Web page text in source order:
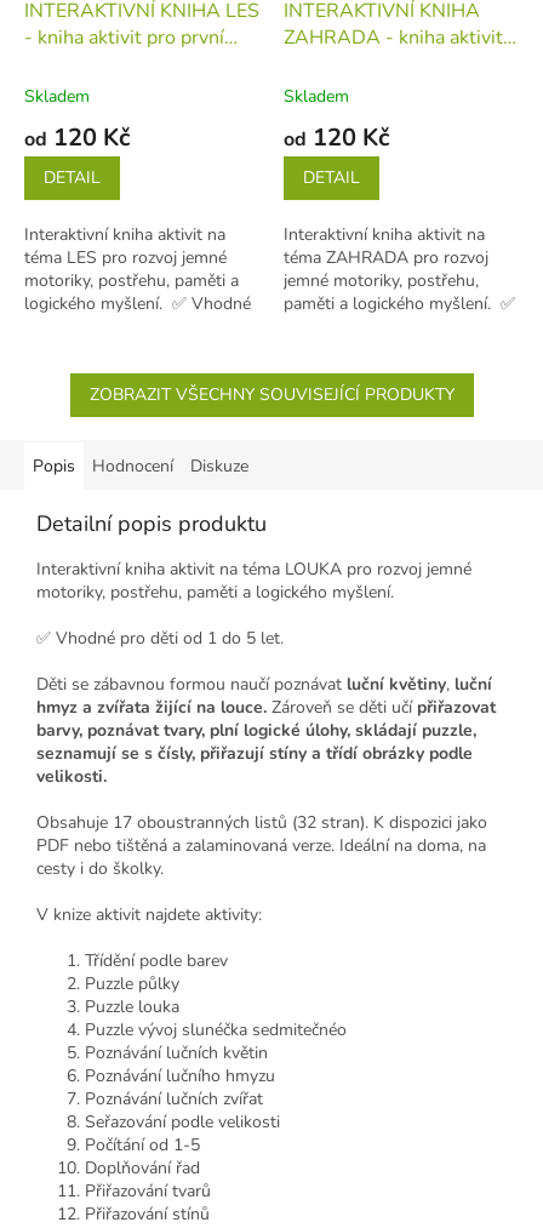
INTERAKTIVNÍ KNIHA LES
- kniha aktivit pro první
Skladem
od 120 Kč
DETAIL
Interaktivní kniha aktivit na
téma LES pro rozvoj jemné
motoriky, postřehu, paměti a
logického myšlení. ✅ Vhodné
INTERAKTIVNÍ KNIHA
ZAHRADA - kniha aktivit
let)kniha
Skladem
od 120 Kč
DETAIL
Interaktivní kniha aktivit na
téma ZAHRADA pro rozvoj
jemné motoriky, postřehu,
paměti a logického myšlení. ✅
ZOBRAZIT VŠECHNY SOUVISEJÍCÍ PRODUKTY
Popis Hodnocení Diskuze
Detailní popis produktu
Interaktivní kniha aktivit na téma LOUKA pro rozvoj jemné
motoriky, postřehu, paměti a logického myšlení.
✅ Vhodné pro děti od 1 do 5 let.
Děti se zábavnou formou naučí poznávat luční květiny, luční
hmyz a zvířata žijící na louce. Zároveň se děti učí přiřazovat
barvy, poznávat tvary, plní logické úlohy, skládají puzzle,
seznamují se s čísly, přiřazují stíny a třídí obrázky podle
velikosti.
Obsahuje 17 oboustranných listů (32 stran). K dispozici jako
PDF nebo tištěná a zalaminovaná verze. Ideální na doma, na
cesty i do školky.
V knize aktivit najdete aktivity:
Třídění podle barev
Puzzle půlky
Puzzle louka
Puzzle vývoj slunéčka sedmitečnéo
Poznávání lučních květin
Poznávání lučního hmyzu
Poznávání lučních zvířat
Seřazování podle velikosti
Počítání od 1-5
Doplňování řad
Přiřazování tvarů
Přiřazování stínů